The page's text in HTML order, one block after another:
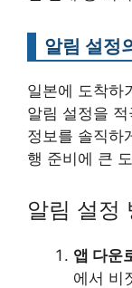
알림 설정
일본에 도착하
알림 설정을
정보를 솔직하
행 준비에 큰
알림 설정
앱 다운
에서 비